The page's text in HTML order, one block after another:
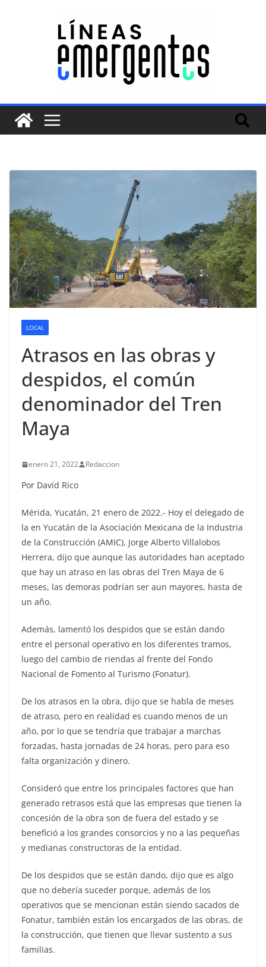
LOCAL
Atrasos en las obras y
despidos, el común
denominador del Tren
Maya
enero 21, 2022 Redaccion
Por David Rico
Mérida, Yucatán, 21 enero de 2022.- Hoy el delegado de
la en Yucatán de la Asociación Mexicana de la Industria
de la Construcción (AMIC), Jorge Alberto Villalobos
Herrera, dijo que aunque las autoridades han aceptado
que hay un atraso en las obras del Tren Maya de 6
meses, las demoras podrían ser aun mayores, hasta de
un año.
Además, lamentó los despidos que se están dando
entre el personal operativo en los diferentes tramos,
luego del cambio de riendas al frente del Fondo
Nacional de Fomento al Turismo (Fonatur).
De los atrasos en la obra, dijo que se habla de meses
de atraso, pero en realidad es cuando menos de un
año, por lo que se tendría que trabajar a marchas
forzadas, hasta jornadas de 24 horas, pero para eso
falta organización y dinero.
Consideró que entre los principales factores que han
generado retrasos está que las empresas que tienen la
concesión de la obra son de fuera del estado y se
benefició a los grandes consorcios y no a las pequeñas
y medianas constructoras de la entidad.
De los despidos que se están dando, dijo que es algo
que no debería suceder porque, además de los
operativos que se mencionan están siendo sacados de
Fonatur, también están los encargados de las obras, de
la construcción, que tienen que llevar sustento a sus
familias.